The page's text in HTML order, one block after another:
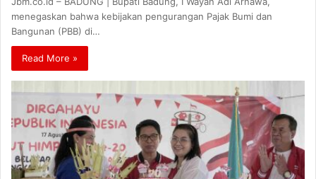
menegaskan bahwa kebijakan pengurangan Pajak Bumi dan
Bangunan (PBB) di…
Read More »